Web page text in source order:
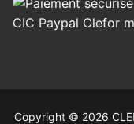
Copyright © 2026